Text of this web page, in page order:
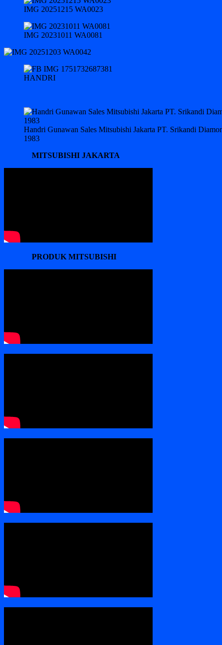
IMG 20251215 WA0023
IMG 20231011 WA0081
HANDRI
Handri Gunawan Sales Mitsubishi Jakarta PT. Srikandi
1983
MITSUBISHI JAKARTA
PRODUK MITSUBISHI